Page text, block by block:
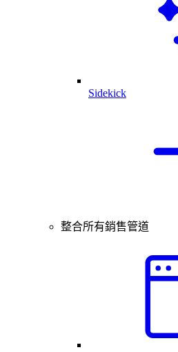
Sidekick
整合所有銷售管道